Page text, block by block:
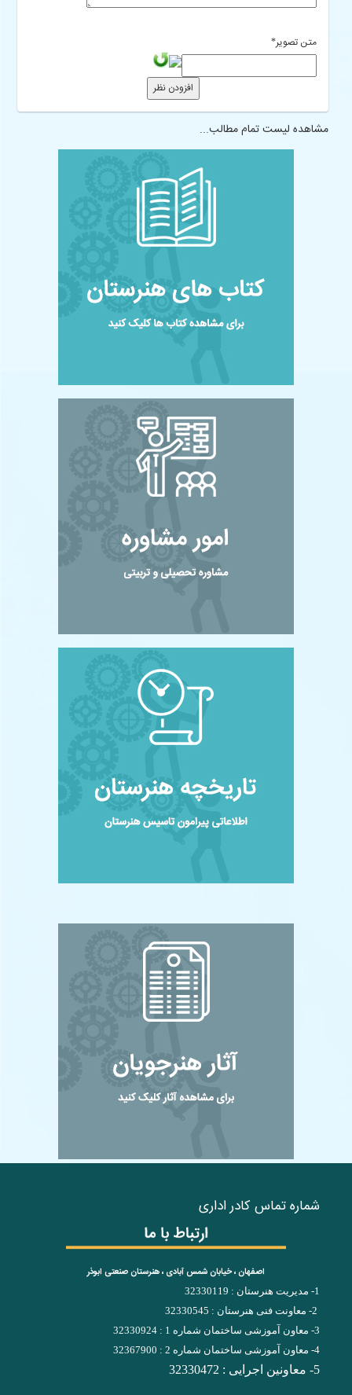
متن تصویر*
مشاهده لیست تمام مطالب...
شماره تماس کادر اداری
اصفهان ، خیابان شمس آبادی ، هنرستان صنعتی ابوذر
1- مدیریت هنرستان : 32330119
2- معاونت فنی هنرستان : 32330545
3- معاون آموزشی ساختمان شماره 1 : 32330924
4- معاون آموزشی ساختمان شماره 2 : 32367900
5- معاونین اجرایی : 32330472